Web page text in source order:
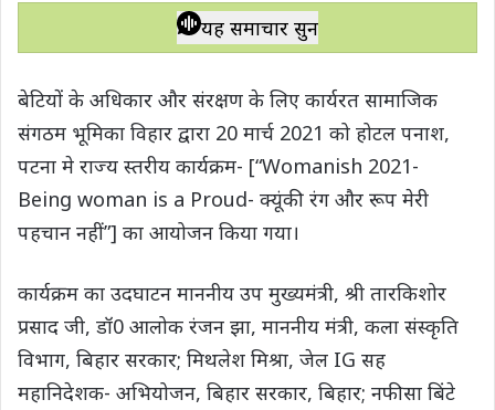
t
s
A
p
p
e
o
o
k
t
e
r
l
e
g
r
a
m
p
y
i
n
k
a
r
e
यह समाचार सुनें
बेटियों के अधिकार और संरक्षण के लिए कार्यरत सामाजिक
संगठम भूमिका विहार द्वारा 20 मार्च 2021 को होटल पनाश,
पटना मे राज्य स्तरीय कार्यक्रम- [“Womanish 2021-
Being woman is a Proud- क्यूंकी रंग और रूप मेरी
पहचान नहीं”] का आयोजन किया गया।
कार्यक्रम का उदघाटन माननीय उप मुख्यमंत्री, श्री तारकिशोर
प्रसाद जी, डॉ0 आलोक रंजन झा, माननीय मंत्री, कला संस्कृति
विभाग, बिहार सरकार; मिथलेश मिश्रा, जेल IG सह
महानिदेशक- अभियोजन, बिहार सरकार, बिहार; नफीसा बिंटे